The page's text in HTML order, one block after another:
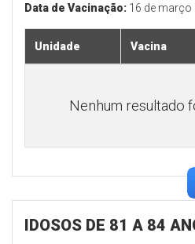
Data de Vacinação: 16 de março
Unidade Vacina
Nenhum resultado
IDOSOS DE 81 A 84